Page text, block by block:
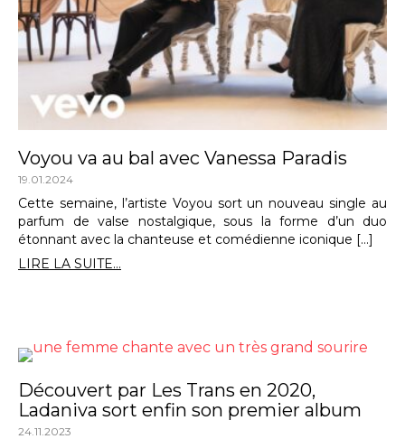
Voyou va au bal avec Vanessa Paradis
19.01.2024
Cette semaine, l’artiste Voyou sort un nouveau single au
parfum de valse nostalgique, sous la forme d’un duo
étonnant avec la chanteuse et comédienne iconique […]
LIRE LA SUITE...
Découvert par Les Trans en 2020,
Ladaniva sort enfin son premier album
24.11.2023